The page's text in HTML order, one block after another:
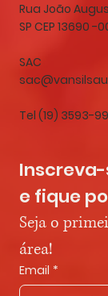
Rua João
SP CEP 13690 -
SAC
Tel (19) 3593-
e fique
Seja o
área!
Email *